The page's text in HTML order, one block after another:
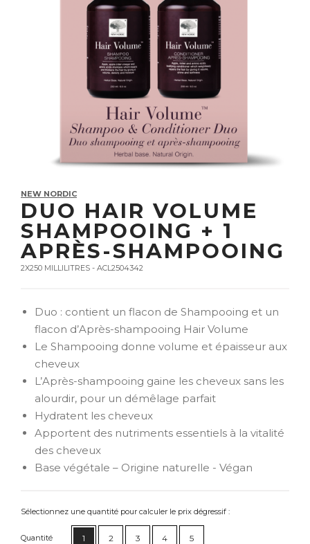
NEW NORDIC
DUO HAIR VOLUME
SHAMPOOING + 1
APRÈS-SHAMPOOING
2X250 MILLILITRES - ACL2504342
Duo : contient un flacon de Shampooing et un
flacon d’Après-shampooing Hair Volume
Le Shampooing donne volume et épaisseur aux
cheveux
L’Après-shampooing gaine les cheveux sans les
alourdir, pour un démêlage parfait
Hydratent les cheveux
Apportent des nutriments essentiels à la vitalité
des cheveux
Base végétale – Origine naturelle - Végan
Sélectionnez une quantité pour calculer le prix dégressif :
Quantité 1 2 3 4 5